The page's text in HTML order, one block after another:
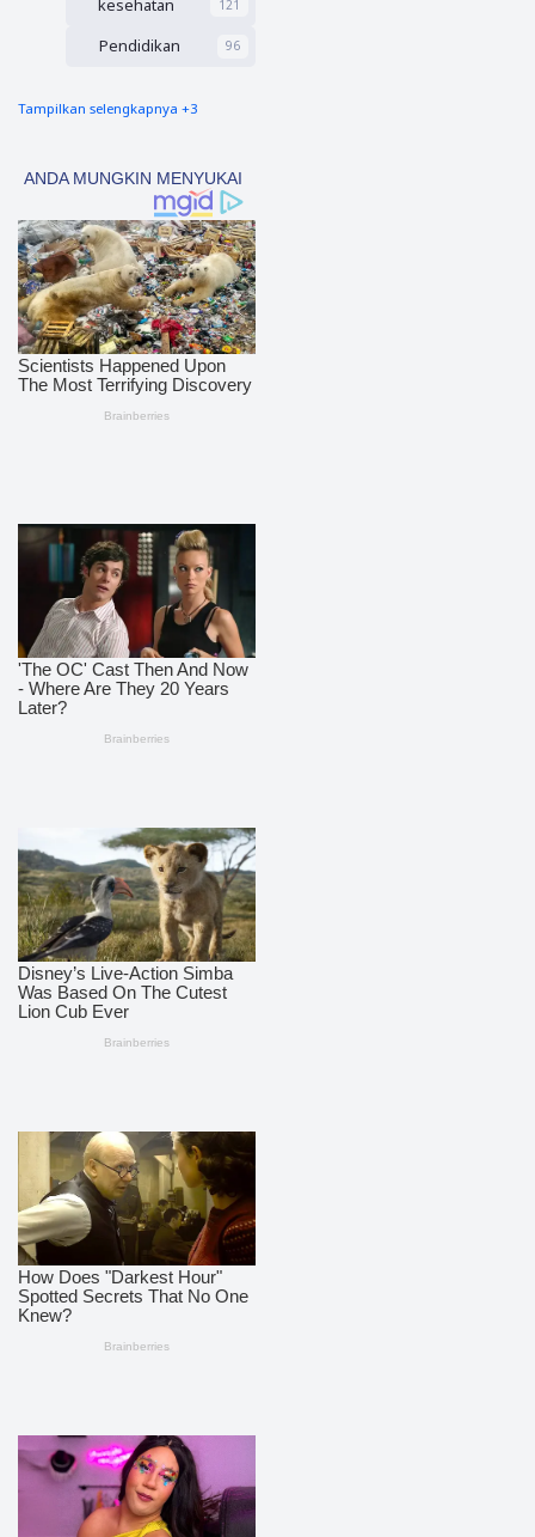
Menit
kesehatan 121
Pendidikan 96
nias barat
polres nias selatan 50
Tampilkan selengkapnya +3